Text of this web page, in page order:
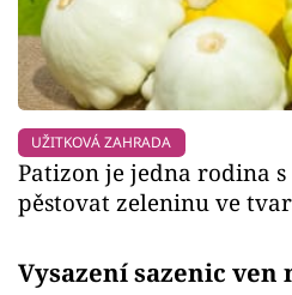
UŽITKOVÁ ZAHRADA
Patizon je jedna rodina
pěstovat zeleninu ve
Vysazení sazenic ven